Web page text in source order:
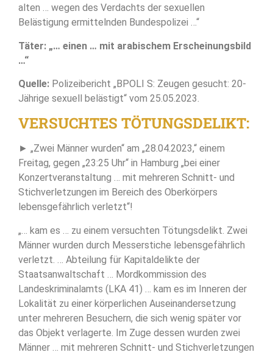
alten … wegen des Verdachts der sexuellen
Belästigung ermittelnden Bundespolizei …“
Täter: „… einen … mit arabischem Erscheinungsbild
…“
Quelle: Polizeibericht „BPOLI S: Zeugen gesucht: 20-
Jährige sexuell belästigt“ vom 25.05.2023.
VERSUCHTES TÖTUNGSDELIKT:
► „Zwei Männer wurden“ am „28.04.2023,“ einem
Freitag, gegen „23:25 Uhr“ in Hamburg „bei einer
Konzertveranstaltung … mit mehreren Schnitt- und
Stichverletzungen im Bereich des Oberkörpers
lebensgefährlich verletzt“!
„… kam es … zu einem versuchten Tötungsdelikt. Zwei
Männer wurden durch Messerstiche lebensgefährlich
verletzt. … Abteilung für Kapitaldelikte der
Staatsanwaltschaft … Mordkommission des
Landeskriminalamts (LKA 41) … kam es im Inneren der
Lokalität zu einer körperlichen Auseinandersetzung
unter mehreren Besuchern, die sich wenig später vor
das Objekt verlagerte. Im Zuge dessen wurden zwei
Männer … mit mehreren Schnitt- und Stichverletzungen